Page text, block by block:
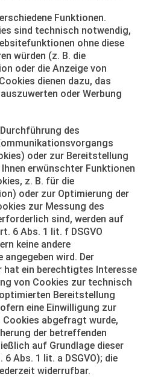
Funktionen.
sind technisch notwendig,
ohne diese
würden (z. B. die
oder die Anzeige von
dienen dazu, das
oder Werbung
des
oder zur Bereitstellung
erwünschter Funktionen
z. B. für die
oder zur Optimierung der
zur Messung des
sind, werden auf
6 Abs. 1 lit. f DSGVO
keine andere
angegeben wird. Der
hat ein berechtigtes Interesse
von Cookies zur technisch
Bereitstellung
eine Einwilligung zur
Cookies abgefragt wurde,
der betreffenden
auf Grundlage dieser
Abs. 1 lit. a DSGVO); die
widerrufbar.